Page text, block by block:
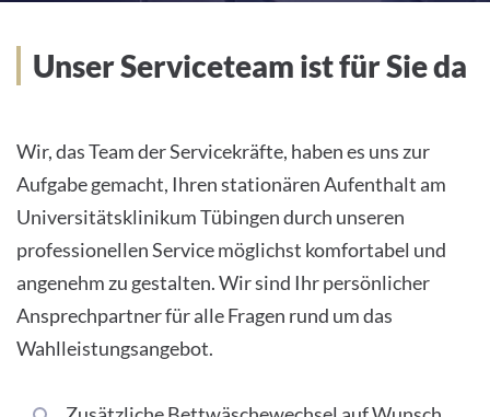
Unser Serviceteam ist für Sie da
Wir, das Team der Servicekräfte, haben es uns zur
Aufgabe gemacht, Ihren stationären Aufenthalt am
Universitätsklinikum Tübingen durch unseren
professionellen Service möglichst komfortabel und
angenehm zu gestalten. Wir sind Ihr persönlicher
Ansprechpartner für alle Fragen rund um das
Wahlleistungsangebot.